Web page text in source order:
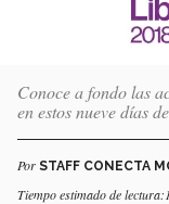
Conoce a fondo las
en estos nueve días
Por STAFF CONECTA
Tiempo estimado de